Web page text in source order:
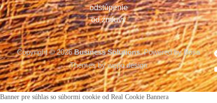
odstúpenie
od zmluvy
Copyright © 2026Business Solutions.Powered by Bosa
Themes by wepo design
Banner pre súhlas so súbormi cookie od Real Cookie Bannera